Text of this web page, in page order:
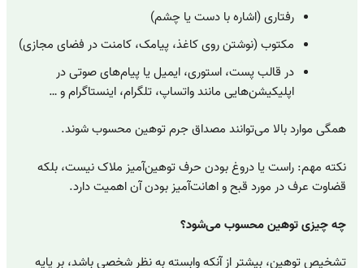
رفتاری (اشاره با دست یا چشم)
مکتوب (نوشتن روی کاغذ، پیامک، کامنت در فضای مجازی)
در قالب پست، استوری، ایمیل یا پیام‌های صوتی در
اپلیکیشن‌هایی مانند واتساپ، تلگرام، اینستاگرام و …
همگی موارد بالا می‌توانند مصداق جرم توهین محسوب شوند.
نکته مهم: راست یا دروغ بودن حرف توهین‌آمیز ملاک نیست، بلکه
قضاوت عرف در مورد قبح و اهانت‌آمیز بودن آن اهمیت دارد.
چه چیزی توهین محسوب می‌شود؟
تشخیص توهین، بیشتر از آنکه وابسته به نظر شخصی باشد، بر پایه